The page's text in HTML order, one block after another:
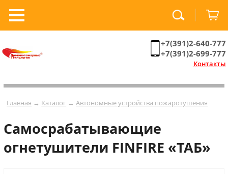
+7(391)2-640-777
+7(391)2-699-777
Контакты
Главная → Каталог →Автономные устройства пожаротушения
Самосрабатывающие
огнетушители FINFIRE «ТАБ»